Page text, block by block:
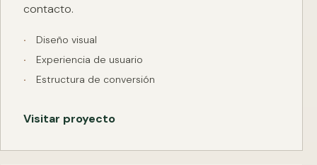
contacto.
Diseño visual
Experiencia de usuario
Estructura de conversión
Visitar proyecto